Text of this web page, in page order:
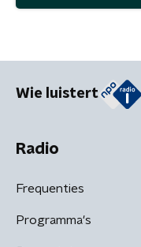
Wie luistert
Radio
Frequenties
Programma's